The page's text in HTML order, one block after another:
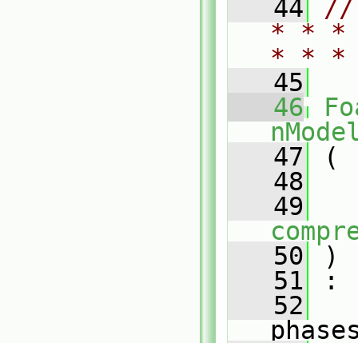
   44
//
* * *
* *
   45
   46
   47
(
   48
   49
   50
)
   51
:
   52